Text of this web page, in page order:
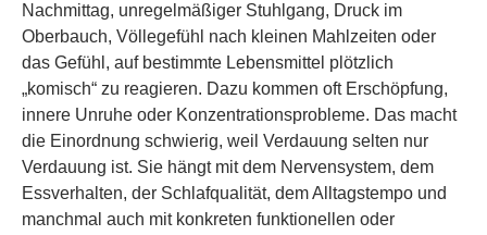
Nachmittag, unregelmäßiger Stuhlgang, Druck im
Oberbauch, Völlegefühl nach kleinen Mahlzeiten oder
das Gefühl, auf bestimmte Lebensmittel plötzlich
„komisch“ zu reagieren. Dazu kommen oft Erschöpfung,
innere Unruhe oder Konzentrationsprobleme. Das macht
die Einordnung schwierig, weil Verdauung selten nur
Verdauung ist. Sie hängt mit dem Nervensystem, dem
Essverhalten, der Schlafqualität, dem Alltagstempo und
manchmal auch mit konkreten funktionellen oder